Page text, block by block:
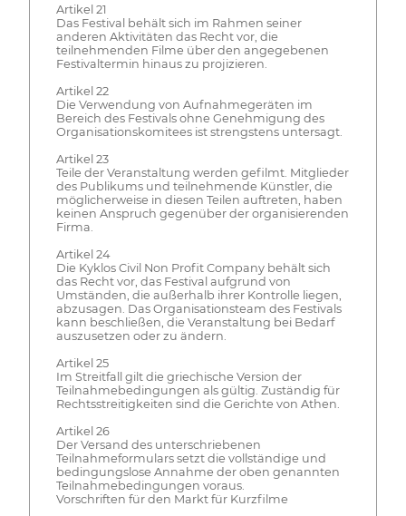
Artikel 21
Das Festival behält sich im Rahmen seiner
anderen Aktivitäten das Recht vor, die
teilnehmenden Filme über den angegebenen
Festivaltermin hinaus zu projizieren.
Artikel 22
Die Verwendung von Aufnahmegeräten im
Bereich des Festivals ohne Genehmigung des
Organisationskomitees ist strengstens untersagt.
Artikel 23
Teile der Veranstaltung werden gefilmt. Mitglieder
des Publikums und teilnehmende Künstler, die
möglicherweise in diesen Teilen auftreten, haben
keinen Anspruch gegenüber der organisierenden
Firma.
Artikel 24
Die Kyklos Civil Non Profit Company behält sich
das Recht vor, das Festival aufgrund von
Umständen, die außerhalb ihrer Kontrolle liegen,
abzusagen. Das Organisationsteam des Festivals
kann beschließen, die Veranstaltung bei Bedarf
auszusetzen oder zu ändern.
Artikel 25
Im Streitfall gilt die griechische Version der
Teilnahmebedingungen als gültig. Zuständig für
Rechtsstreitigkeiten sind die Gerichte von Athen.
Artikel 26
Der Versand des unterschriebenen
Teilnahmeformulars setzt die vollständige und
bedingungslose Annahme der oben genannten
Teilnahmebedingungen voraus.
Vorschriften für den Markt für Kurzfilme